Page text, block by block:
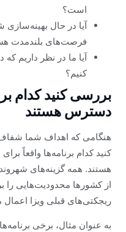
است؟
آیا در حال
فرصت‌های بلندمدت
آیا ما در نظر داریم
کنیم؟
بررسی کنید کدام
دسترس هستند
هنگامی که اهداف شما
کنید کدام برنامه‌ها واقعاً
هستند. همه گزینه‌های
از کشورها محدودیت‌هایی را
ریجکتی‌های قبلی ویزا اعمال
به عنوان مثال، برخی